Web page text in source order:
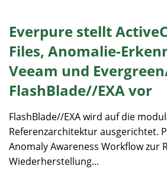
Everpure stellt
Files, Anomalie-
Veeam und
FlashBlade//EXA vor
FlashBlade//EXA wird auf die
Referenzarchitektur ausgerichtet.
Anomaly Awareness Workflow zur
Wiederherstellung...